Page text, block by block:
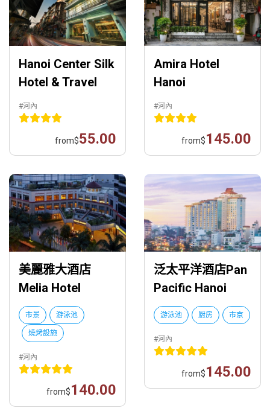
Hanoi Center Silk
Hotel & Travel
#河內
from$55.00
Amira Hotel
Hanoi
#河內
from$145.00
美麗雅大酒店
Melia Hotel
市景 游泳池
燒烤設施
#河內
from$140.00
泛太平洋酒店Pan
Pacific Hanoi
游泳池 厨房 市京
#河內
from$145.00